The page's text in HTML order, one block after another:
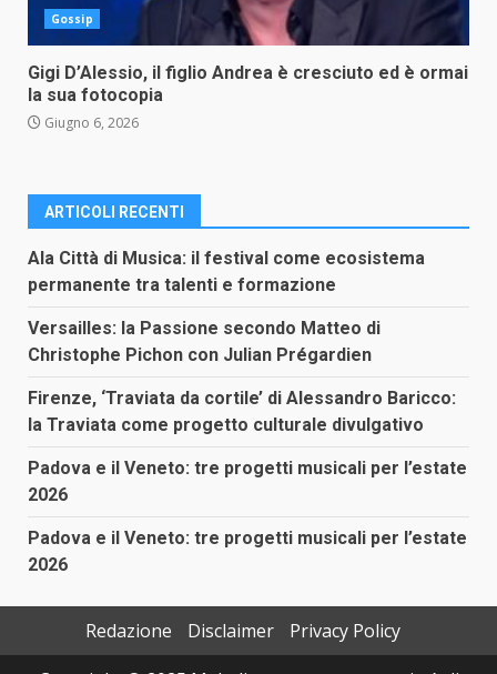
Gossip
Gigi D’Alessio, il figlio Andrea è cresciuto ed è ormai
la sua fotocopia
Giugno 6, 2026
ARTICOLI RECENTI
Ala Città di Musica: il festival come ecosistema
permanente tra talenti e formazione
Versailles: la Passione secondo Matteo di
Christophe Pichon con Julian Prégardien
Firenze, ‘Traviata da cortile’ di Alessandro Baricco:
la Traviata come progetto culturale divulgativo
Padova e il Veneto: tre progetti musicali per l’estate
2026
Padova e il Veneto: tre progetti musicali per l’estate
2026
Redazione Disclaimer
Privacy Policy